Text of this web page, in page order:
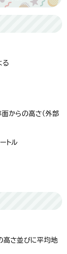
る
からの高さ（外部
トル
高さ並びに平均地